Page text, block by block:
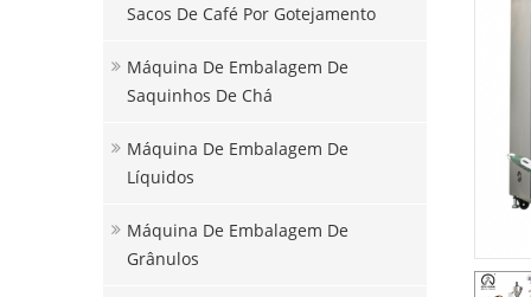
Sacos De Café Por Gotejamento
Máquina De Embalagem De
Saquinhos De Chá
Máquina De Embalagem De
Líquidos
Máquina De Embalagem De
Grânulos